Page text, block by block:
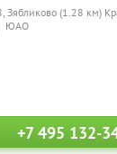
Зябликово (1.28 км)
ЮАО
+7 495 132-